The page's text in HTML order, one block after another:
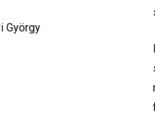
György